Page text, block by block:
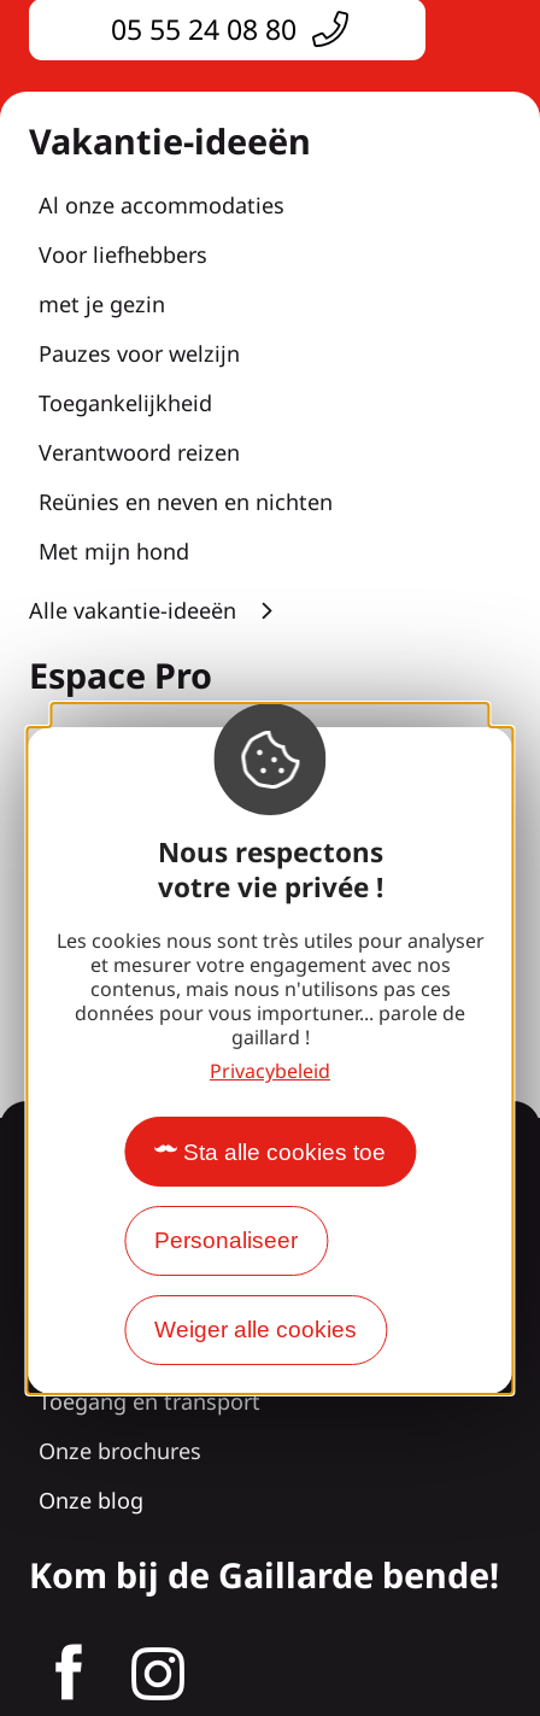
Nous respectons
votre vie privée !
Les cookies nous sont très utiles pour analyser
et mesurer votre engagement avec nos
contenus, mais nous n'utilisons pas ces
données pour vous importuner... parole de
gaillard !
Privacybeleid
Sta alle cookies toe
Personaliseer
Weiger alle cookies
05 55 24 08 80
Vakantie-ideeën
Al onze accommodaties
Voor liefhebbers
met je gezin
Pauzes voor welzijn
Toegankelijkheid
Verantwoord reizen
Reünies en neven en nichten
Met mijn hond
Alle vakantie-ideeën
Espace Pro
Groepen
100% Gaillard Club
Brive 100% Evenement
Fotobibliotheek
Perszaal
Informatie
Verrast door ons
ontwerp?
Onze openingstijden
Toegang en transport
Onze brochures
Onze blog
Kom bij de Gaillarde bende!